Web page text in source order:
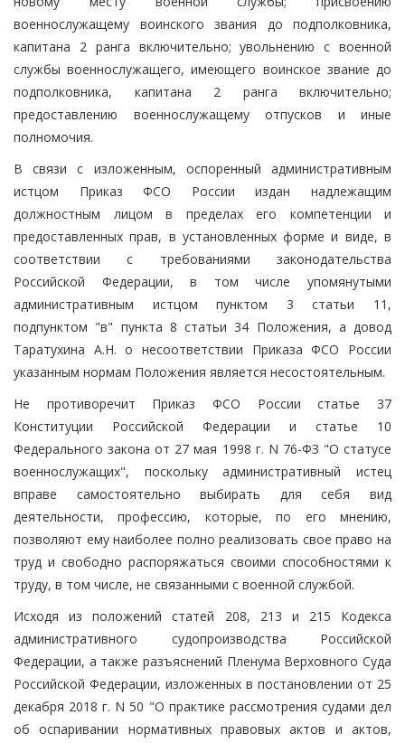
военнослужащему воинского звания до подполковника,
капитана 2 ранга включительно; увольнению с военной
службы военнослужащего, имеющего воинское звание до
подполковника, капитана 2 ранга включительно;
предоставлению военнослужащему отпусков и иные
полномочия.
В связи с изложенным, оспоренный административным
истцом Приказ ФСО России издан надлежащим
должностным лицом в пределах его компетенции и
предоставленных прав, в установленных форме и виде, в
соответствии с требованиями законодательства
Российской Федерации, в том числе упомянутыми
административным истцом пунктом 3 статьи 11,
подпунктом "в" пункта 8 статьи 34 Положения, а довод
Таратухина А.Н. о несоответствии Приказа ФСО России
указанным нормам Положения является несостоятельным.
Не противоречит Приказ ФСО России статье 37
Конституции Российской Федерации и статье 10
Федерального закона от 27 мая 1998 г. N 76-ФЗ "О статусе
военнослужащих", поскольку административный истец
вправе самостоятельно выбирать для себя вид
деятельности, профессию, которые, по его мнению,
позволяют ему наиболее полно реализовать свое право на
труд и свободно распоряжаться своими способностями к
труду, в том числе, не связанными с военной службой.
Исходя из положений статей 208, 213 и 215 Кодекса
административного судопроизводства Российской
Федерации, а также разъяснений Пленума Верховного Суда
Российской Федерации, изложенных в постановлении от 25
декабря 2018 г. N 50 "О практике рассмотрения судами дел
об оспаривании нормативных правовых актов и актов,